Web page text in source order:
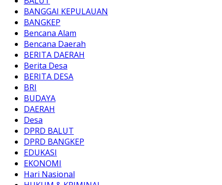
BANGGAI KEPULAUAN
BANGKEP
Bencana Alam
Bencana Daerah
BERITA DAERAH
Berita Desa
BERITA DESA
BRI
BUDAYA
DAERAH
Desa
DPRD BALUT
DPRD BANGKEP
EDUKASI
EKONOMI
Hari Nasional